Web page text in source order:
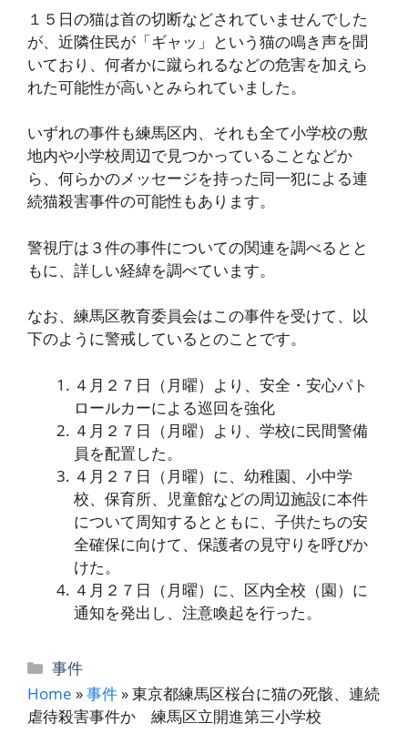
１５日の猫は首の切断などされていませんでした
が、近隣住民が「ギャッ」という猫の鳴き声を聞
いており、何者かに蹴られるなどの危害を加えら
れた可能性が高いとみられていました。
いずれの事件も練馬区内、それも全て小学校の敷
地内や小学校周辺で見つかっていることなどか
ら、何らかのメッセージを持った同一犯による連
続猫殺害事件の可能性もあります。
警視庁は３件の事件についての関連を調べるとと
もに、詳しい経緯を調べています。
なお、練馬区教育委員会はこの事件を受けて、以
下のように警戒しているとのことです。
４月２７日（月曜）より、安全・安心パト
ロールカーによる巡回を強化
４月２７日（月曜）より、学校に民間警備
員を配置した。
４月２７日（月曜）に、幼稚園、小中学
校、保育所、児童館などの周辺施設に本件
について周知するとともに、子供たちの安
全確保に向けて、保護者の見守りを呼びか
けた。
４月２７日（月曜）に、区内全校（園）に
通知を発出し、注意喚起を行った。
カ
テ
ゴ
事件
Home »事件 »東京都練馬区桜台に猫の死骸、連続
虐待殺害事件か 練馬区立開進第三小学校